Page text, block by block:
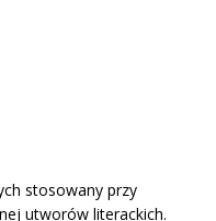
stosowany przy
utworów literackich.